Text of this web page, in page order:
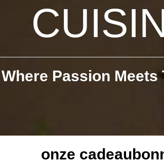
Where Passion Meets
onze